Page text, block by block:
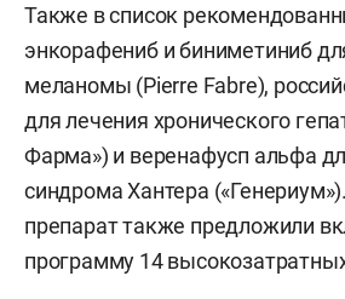
Также в список
энкорафениб и биниметиниб
меланомы (Pierre Fabre),
для лечения хронического
Фарма») и веренафусп альфа
синдрома Хантера
препарат также предложили
программу 14